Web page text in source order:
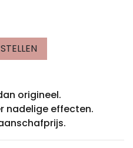
origineel.
nadelige effecten.